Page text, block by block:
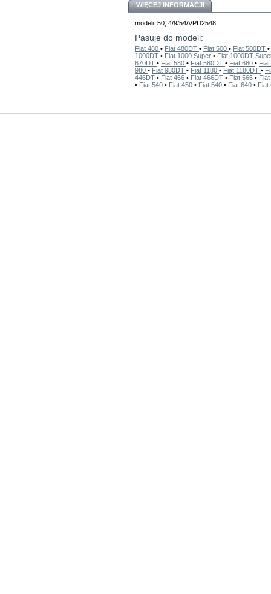
WIĘCEJ INFORMACJI
modeli: 50, 4/9/54/VPD2548
Pasuje do modeli:
Fiat 480 • Fiat 480DT • Fiat 500 • Fiat 500DT •
1000DT • Fiat 1000 Super • Fiat 1000DT
670DT • Fiat 580 • Fiat 580DT • Fiat 680 •
980 • Fiat 980DT • Fiat 1180 • Fiat 1180DT •
446DT • Fiat 466 • Fiat 466DT • Fiat 566 •
• Fiat 540 • Fiat 450 • Fiat 540 • Fiat 640 •